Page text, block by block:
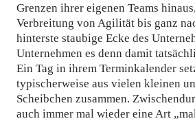
Grenzen ihrer eigenen Teams
Verbreitung von Agilität bis ganz
hinterste staubige Ecke des
Unternehmen es denn damit
Ein Tag in ihrem Terminkalender
typischerweise aus vielen kleinen
Scheibchen zusammen.
auch immer mal wieder eine Art